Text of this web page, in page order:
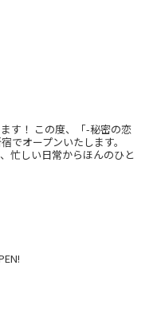
す！ この度、「-秘密の恋
でオープンいたします。
忙しい日常からほんのひと